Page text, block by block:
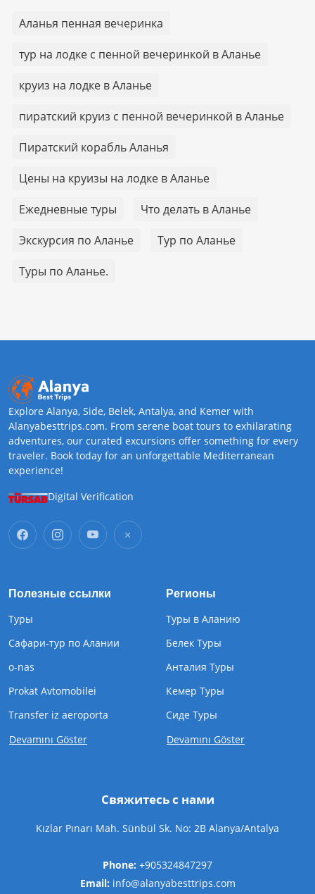
Аланья пенная вечеринка
тур на лодке с пенной вечеринкой в Аланье
круиз на лодке в Аланье
пиратский круиз с пенной вечеринкой в Аланье
Пиратский корабль Аланья
Цены на круизы на лодке в Аланье
Ежедневные туры
Что делать в Аланье
Экскурсия по Аланье
Тур по Аланье
Туры по Аланье.
Explore Alanya, Side, Belek, Antalya, and Kemer with
Alanyabesttrips.com. From serene boat tours to exhilarating
adventures, our curated excursions offer something for every
traveler. Book today for an unforgettable Mediterranean
experience!
Digital Verification
Полезные ссылки
Туры
Сафари-тур по Алании
o-nas
Prokat Avtomobilei
Transfer iz aeroporta
Devamını Göster
Регионы
Туры в Аланию
Белек Туры
Анталия Туры
Кемер Туры
Cиде Туры
Devamını Göster
Свяжитесь с нами
Kızlar Pınarı Mah. Sünbül Sk. No: 2B Alanya/Antalya
Phone: +905324847297
Email: info@alanyabesttrips.com